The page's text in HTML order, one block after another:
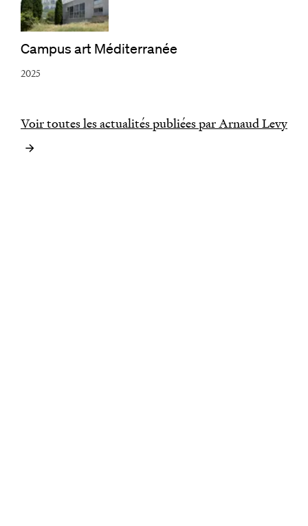
Campus art Méditerranée
2025
Voir toutes les actualités publiées par Arnaud Levy